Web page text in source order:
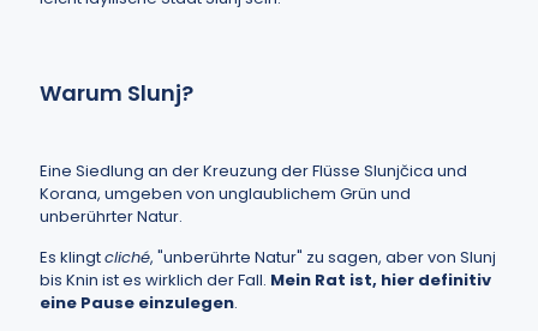
Warum Slunj?
Eine Siedlung an der Kreuzung der Flüsse Slunjčica und
Korana, umgeben von unglaublichem Grün und
unberührter Natur.
Es klingtcliché, "unberührte Natur" zu sagen, aber von Slunj
bis Knin ist es wirklich der Fall. Mein Rat ist, hier definitiv
eine Pause einzulegen.